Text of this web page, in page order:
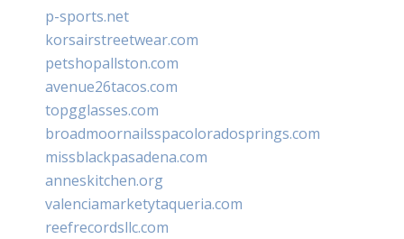
p-sports.net
korsairstreetwear.com
petshopallston.com
avenue26tacos.com
topgglasses.com
broadmoornailsspacoloradosprings.com
missblackpasadena.com
anneskitchen.org
valenciamarketytaqueria.com
reefrecordsllc.com